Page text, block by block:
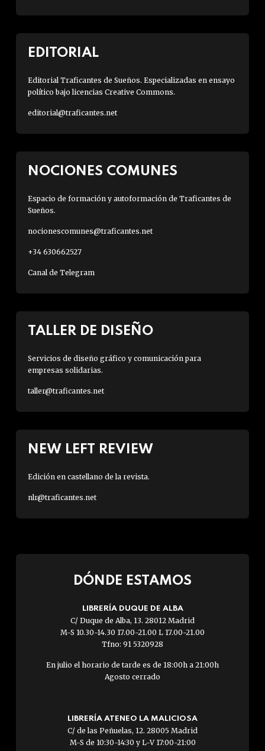
EDITORIAL
Editorial Traficantes de Sueños. Especializadas en ensayo
político bajo licencias Creative Commons.
editorial@traficantes.net
NOCIONES COMUNES
Espacio de formación y autoformación de Traficantes de
Sueños.
nocionescomunes@traficantes.net
+34 630662527
Canal de Telegram
TALLER DE DISEÑO
Servicios de diseño gráfico y comunicación para
empresas solidarias.
taller@traficantes.net
NEW LEFT REVIEW
Edición en castellano de la revista.
nlr@traficantes.net
DÓNDE ESTAMOS
LIBRERÍA DUQUE DE ALBA
C/ Duque de Alba, 13. 28012 Madrid
M-S 10.30-14.30 17.00-21.00 L 17.00-21.00
Tfno: 91 5320928
En julio el horario de tarde es de 18:00h a 21:00h
Agosto cerrado
LIBRERÍA ATENEO LA MALICIOSA
C/ de las Peñuelas, 12. 28005 Madrid
M-S de 10:30-14:30 y L-V 17:00-21:00